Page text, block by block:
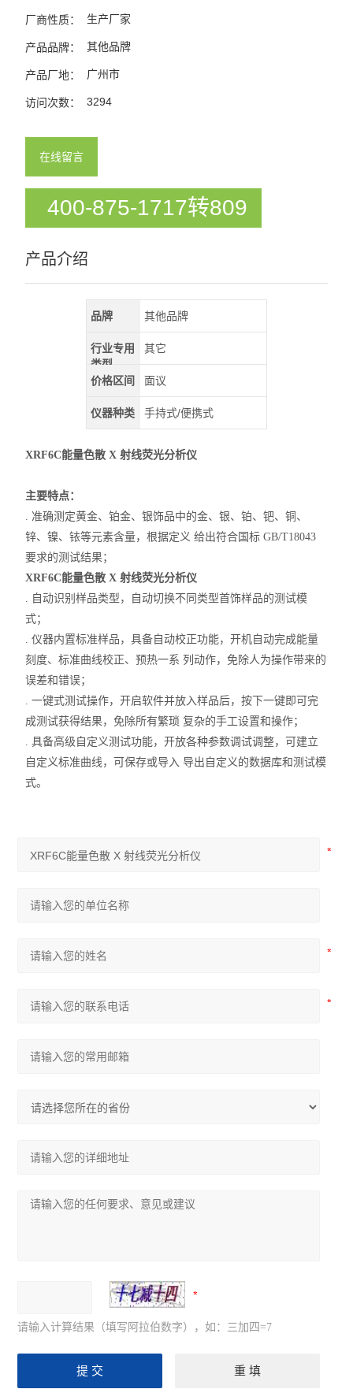
厂商性质： 生产厂家
产品品牌： 其他品牌
产品厂地： 广州市
访问次数： 3294
在线留言
400-875-1717转809
产品介绍
品牌 其他品牌
行业专用
类型
其它
价格区间 面议
仪器种类 手持式/便携式
XRF6C能量色散 X 射线荧光分析仪
主要特点：
. 准确测定黄金、铂金、银饰品中的金、银、铂、钯、铜、
锌、镍、铱等元素含量，根据定义 给出符合国标 GB/T18043
要求的测试结果；
XRF6C能量色散 X 射线荧光分析仪
. 自动识别样品类型，自动切换不同类型首饰样品的测试模
式；
. 仪器内置标准样品，具备自动校正功能，开机自动完成能量
刻度、标准曲线校正、预热一系 列动作，免除人为操作带来的
误差和错误；
. 一键式测试操作，开启软件并放入样品后，按下一键即可完
成测试获得结果，免除所有繁琐 复杂的手工设置和操作；
. 具备高级自定义测试功能，开放各种参数调试调整，可建立
自定义标准曲线，可保存或导入 导出自定义的数据库和测试模
式。
请输入计算结果（填写阿拉伯数字），如：三加四=7